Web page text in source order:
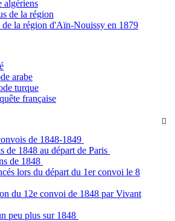
algériens
de la région
de la région d'Aïn-Nouissy en 1879
arabe
turque
française

de 1848-1849
de 1848 au départ de Paris
de 1848
lors du départ du 1er convoi le 8
du 12e convoi de 1848 par Vivant
peu plus sur 1848